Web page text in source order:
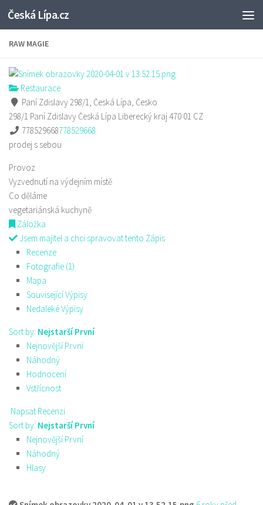
Skip to content
Česká Lípa.cz
RAW MAGIE
Restaurace
Paní Zdislavy 298/1, Česká Lípa, Česko
298/1 Paní Zdislavy Česká Lípa Liberecký kraj470 01 CZ
778529668778529668
prodej s sebou
Provoz
Vyzvednutí na výdejním místě
Co děláme
vegetariánská kuchyně
Záložka
Jsem majitel a chci spravovat tento Zápis
Recenze
Fotografie (1)
Mapa
Související Výpisy
Nedaleké Výpisy
Sort by: Nejstarší První
Nejnovější První
Náhodný
Hodnocení
Vstřícnost
Napsat Recenzi
Sort by: Nejstarší První
Nejnovější První
Náhodný
Hlasy